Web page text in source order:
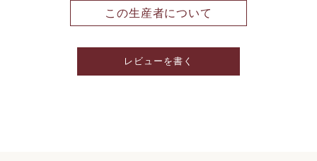
この生産者について
レビューを書く